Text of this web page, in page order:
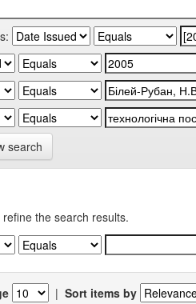
search
the search results.
| Sort items by